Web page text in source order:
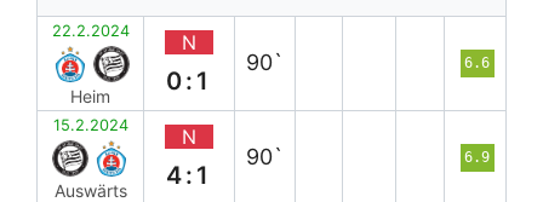
22.2.2024
Heim
N
0:1
90` 6.6
15.2.2024
Auswärts
N
4:1
90` 6.9